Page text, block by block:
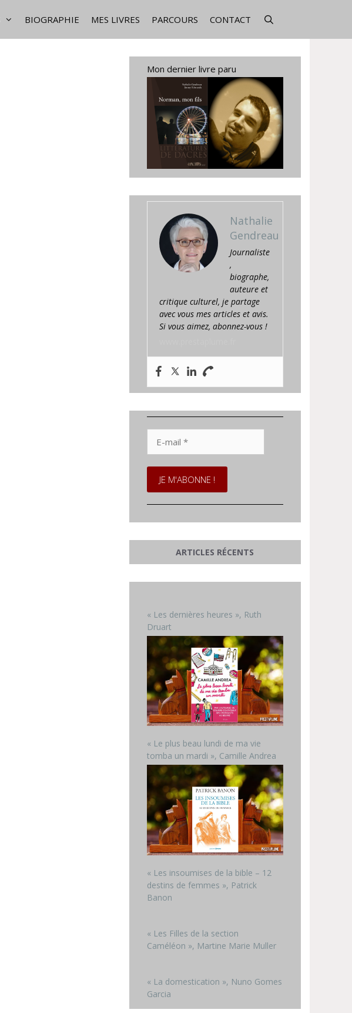
BIOGRAPHIE MES LIVRES PARCOURS CONTACT
Mon dernier livre paru
Nathalie
Gendreau
Journaliste
,
biographe,
auteure et
critique culturel, je partage
avec vous mes articles et avis.
Si vous aimez, abonnez-vous !
mail
*
ARTICLES RÉCENTS
« Les dernières heures », Ruth
Druart
« Le plus beau lundi de ma vie
tomba un mardi », Camille Andrea
« Les insoumises de la bible – 12
destins de femmes », Patrick
Banon
« Les Filles de la section
Caméléon », Martine Marie Muller
« La domestication », Nuno Gomes
Garcia